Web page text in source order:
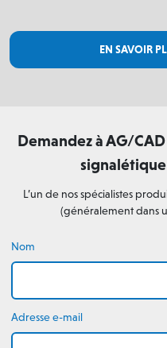
EN SAVOIR
Demandez à AG/
L’un de nos spécialistes
(généralement dans
Nom
Adresse e-mail